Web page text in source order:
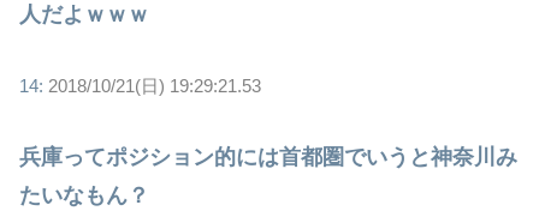
人だよｗｗｗ
14: 2018/10/21(日) 19:29:21.53
兵庫ってポジション的には首都圏でいうと神奈川み
たいなもん？